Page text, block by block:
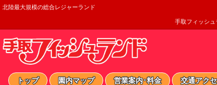
北陸最大規模の総合レジャーランド
手取フィッシュ
トップ 園内マップ 営業案内･料金 交通アク